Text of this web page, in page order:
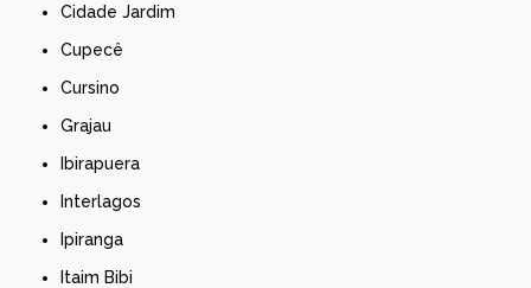
Cidade Jardim
Cupecê
Cursino
Grajau
Ibirapuera
Interlagos
Ipiranga
Itaim Bibi